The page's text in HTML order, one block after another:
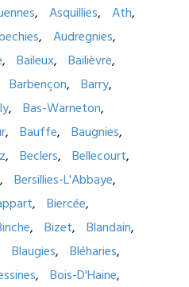
Asquillies
Ath
Audregnies
Baileux
Bailièvre
Barbençon
Barry
Bas-Warneton
Bauffe
Baugnies
Beclers
Bellecourt
Bersillies-L'Abbaye
Biercée
Bizet
Blandain
Blaugies
Bléharies
Bois-D'Haine